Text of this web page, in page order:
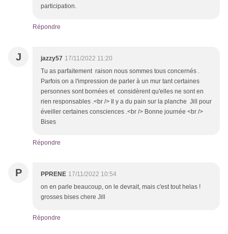
participation.
Répondre
J jazzy57 17/11/2022 11:20
Tu as parfaitement raison nous sommes tous concernés .
Parfois on a l'impression de parler à un mur tant certaines
personnes sont bornées et considèrent qu'elles ne sont en
rien responsables .<br /> Il y a du pain sur la planche Jill pour
éveiller certaines consciences .<br /> Bonne journée <br />
Bises
Répondre
P PPRENE 17/11/2022 10:54
on en parle beaucoup, on le devrait, mais c'est tout helas !
grosses bises chere Jill
Répondre